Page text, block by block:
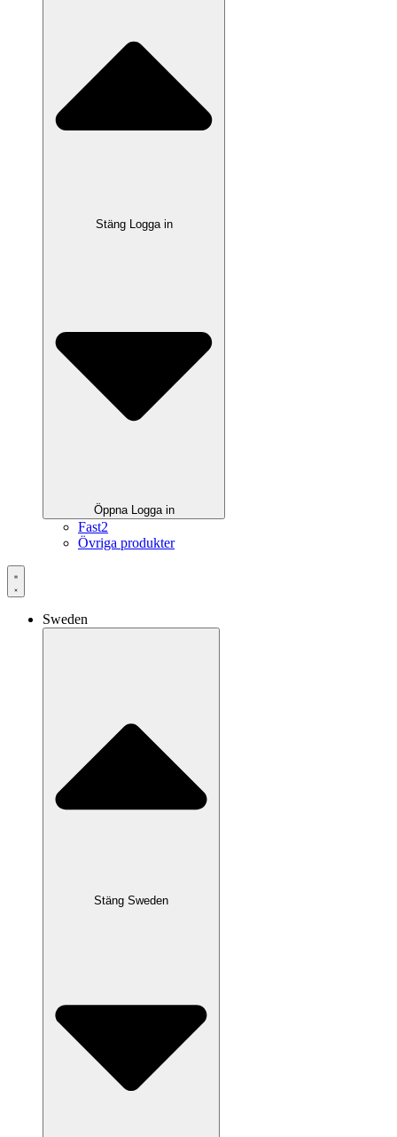
Stäng Logga in
Öppna Logga in
Fast2
Övriga produkter
Sweden
Stäng Sweden